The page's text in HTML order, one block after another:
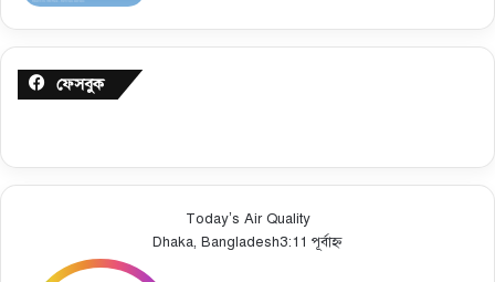
ফেসবুক
Today’s Air Quality
Dhaka, Bangladesh3:11 পূর্বাহ্ন